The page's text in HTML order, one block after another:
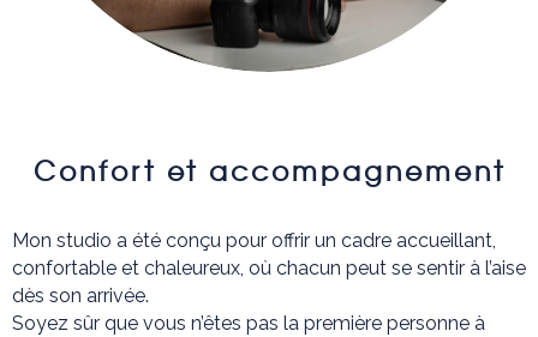
Confort et accompagnement
Mon studio a été conçu pour offrir un cadre accueillant,
confortable et chaleureux, où chacun peut se sentir à l’aise
dès son arrivée.
Soyez sûr que vous n’êtes pas la première personne à